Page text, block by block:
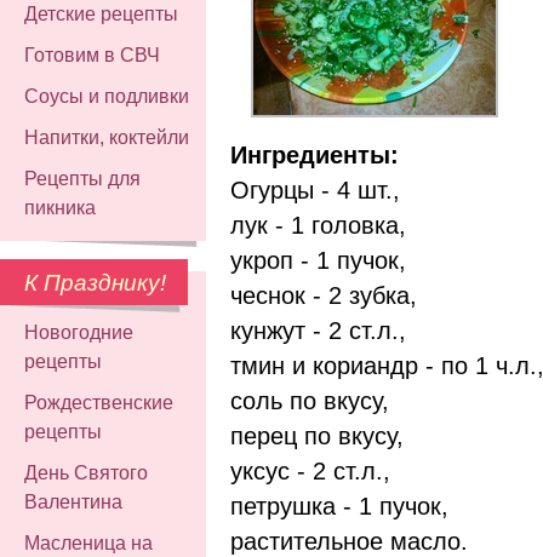
Детские рецепты
Готовим в СВЧ
Соусы и подливки
Напитки, коктейли
Рецепты для
пикника
К Празднику!
Новогодние
рецепты
Рождественские
рецепты
День Святого
Валентина
Масленица на
Ингредиенты:
Огурцы - 4 шт.,
лук - 1 головка,
укроп - 1 пучок,
чеснок - 2 зубка,
кунжут - 2 ст.л.,
тмин и кориандр - по 1 ч.л.,
соль по вкусу,
перец по вкусу,
уксус - 2 ст.л.,
петрушка - 1 пучок,
растительное масло.